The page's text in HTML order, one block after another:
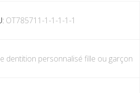
OT785711-1-1-1-1-1
dentition personnalisé fille ou garçon